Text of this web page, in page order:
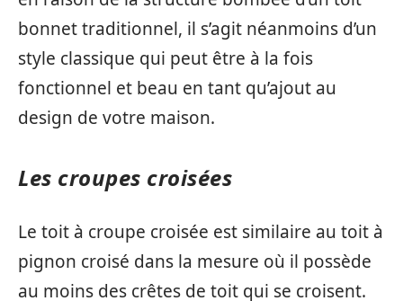
bonnet traditionnel, il s’agit néanmoins d’un
style classique qui peut être à la fois
fonctionnel et beau en tant qu’ajout au
design de votre maison.
Les croupes croisées
Le toit à croupe croisée est similaire au toit à
pignon croisé dans la mesure où il possède
au moins des crêtes de toit qui se croisent.